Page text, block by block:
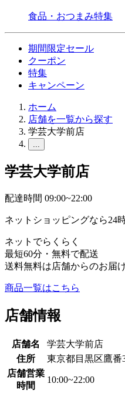
食品・おつまみ特集
期間限定セール
クーポン
特集
キャンペーン
ホーム
店舗を一覧から探す
学芸大学前店
...
学芸大学前店
配達時間 09:00~22:00
ネットショッピングなら24
ネットでらくらく
最短60分・無料で配送
送料無料は店舗からのお届
商品一覧はこちら
店舗情報
店舗名
学芸大学前店
住所
東京都目黒区鷹
店舗営業
時間
10:00~22:00